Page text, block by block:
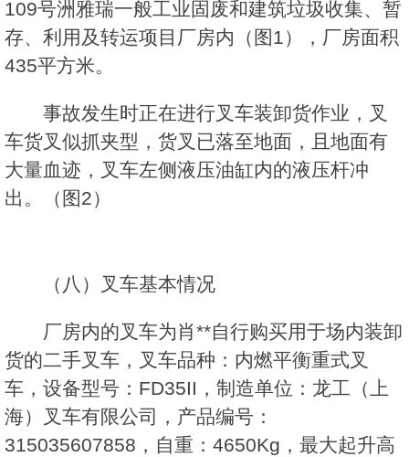
109号洲雅瑞一般工业固废和建筑垃圾收集、暂
存、利用及转运项目厂房内（图1），厂房面积
435平方米。
事故发生时正在进行叉车装卸货作业，叉
车货叉似抓夹型，货叉已落至地面，且地面有
大量血迹，叉车左侧液压油缸内的液压杆冲
出。（图2）
（八）叉车基本情况
厂房内的叉车为肖**自行购买用于场内装卸
货的二手叉车，叉车品种：内燃平衡重式叉
车，设备型号：FD35II，制造单位：龙工（上
海）叉车有限公司，产品编号：
315035607858，自重：4650Kg，最大起升高